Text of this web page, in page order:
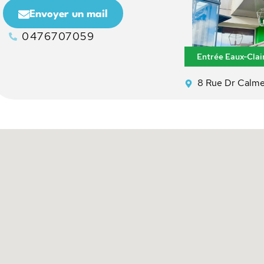
Envoyer un mail
0476707059
Entrée Eaux-
8 Rue Dr